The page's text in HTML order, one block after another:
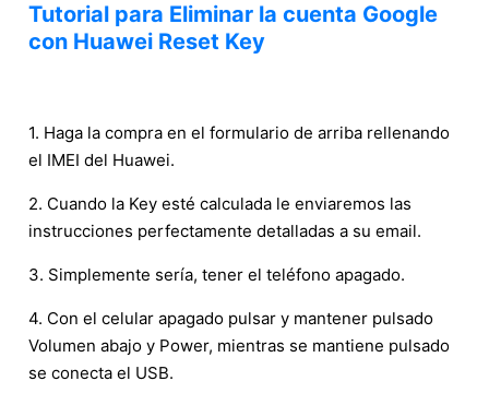
Tutorial para Eliminar la cuenta Google
con Huawei Reset Key
1. Haga la compra en el formulario de arriba rellenando
el IMEI del Huawei.
2. Cuando la Key esté calculada le enviaremos las
instrucciones perfectamente detalladas a su email.
3. Simplemente sería, tener el teléfono apagado.
4. Con el celular apagado pulsar y mantener pulsado
Volumen abajo y Power, mientras se mantiene pulsado
se conecta el USB.